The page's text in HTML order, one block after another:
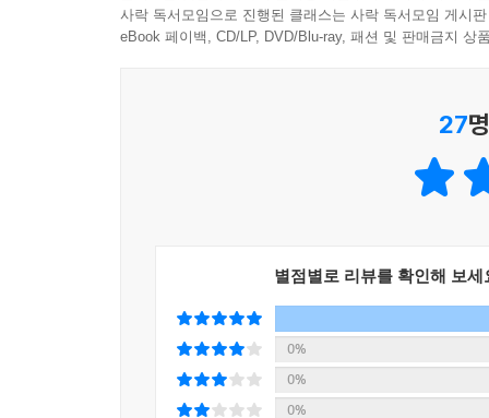
된다. 그때쯤 「5분 뚝딱 인터뷰」가 열린다.
총정리를 하는 것처럼 공통되는 부분과 차이 나
공대 출신 회사원 철학박사인 저자의 이력으로
철학 유튜브 1위 「5분 뚝딱 철학」과 함께 보는 철
책 뒤에는 「5분 뚝딱 철학」 유튜브 동영상
각각의 철학을 이해하고, 다시 유튜브 영상을 보
■ 이런 분이 읽으면 좋아요
사락 독서모임으로 진행된 클래스는 사락 독서모임 게시
eBook 페이백, CD/LP, DVD/Blu-ray, 패션 및 판매금지 상
27
별점별로 리뷰를 확인해 보세
0%
0%
0%